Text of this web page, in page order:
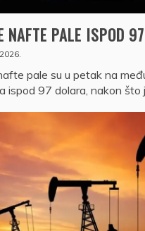
NAFTE PALE ISPOD
pale su u petak na
ispod 97 dolara, nakon što